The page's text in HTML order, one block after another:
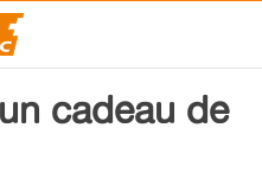
cadeau de